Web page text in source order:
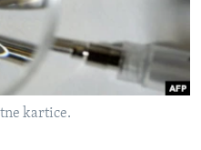
kartice.